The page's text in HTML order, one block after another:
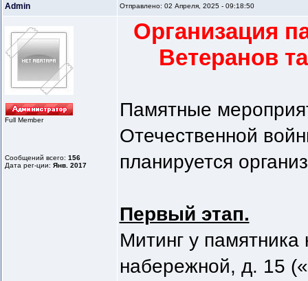
Admin Отправлено: 02 Апреля, 2025 - 09:18:50
Full Member
Сообщений всего: 156
Дата рег-ции: Янв. 2017
Организация
Ветеранов
Памятные
Отечественной
планируется
Первый этап.
Митинг у
набережной, д. 15